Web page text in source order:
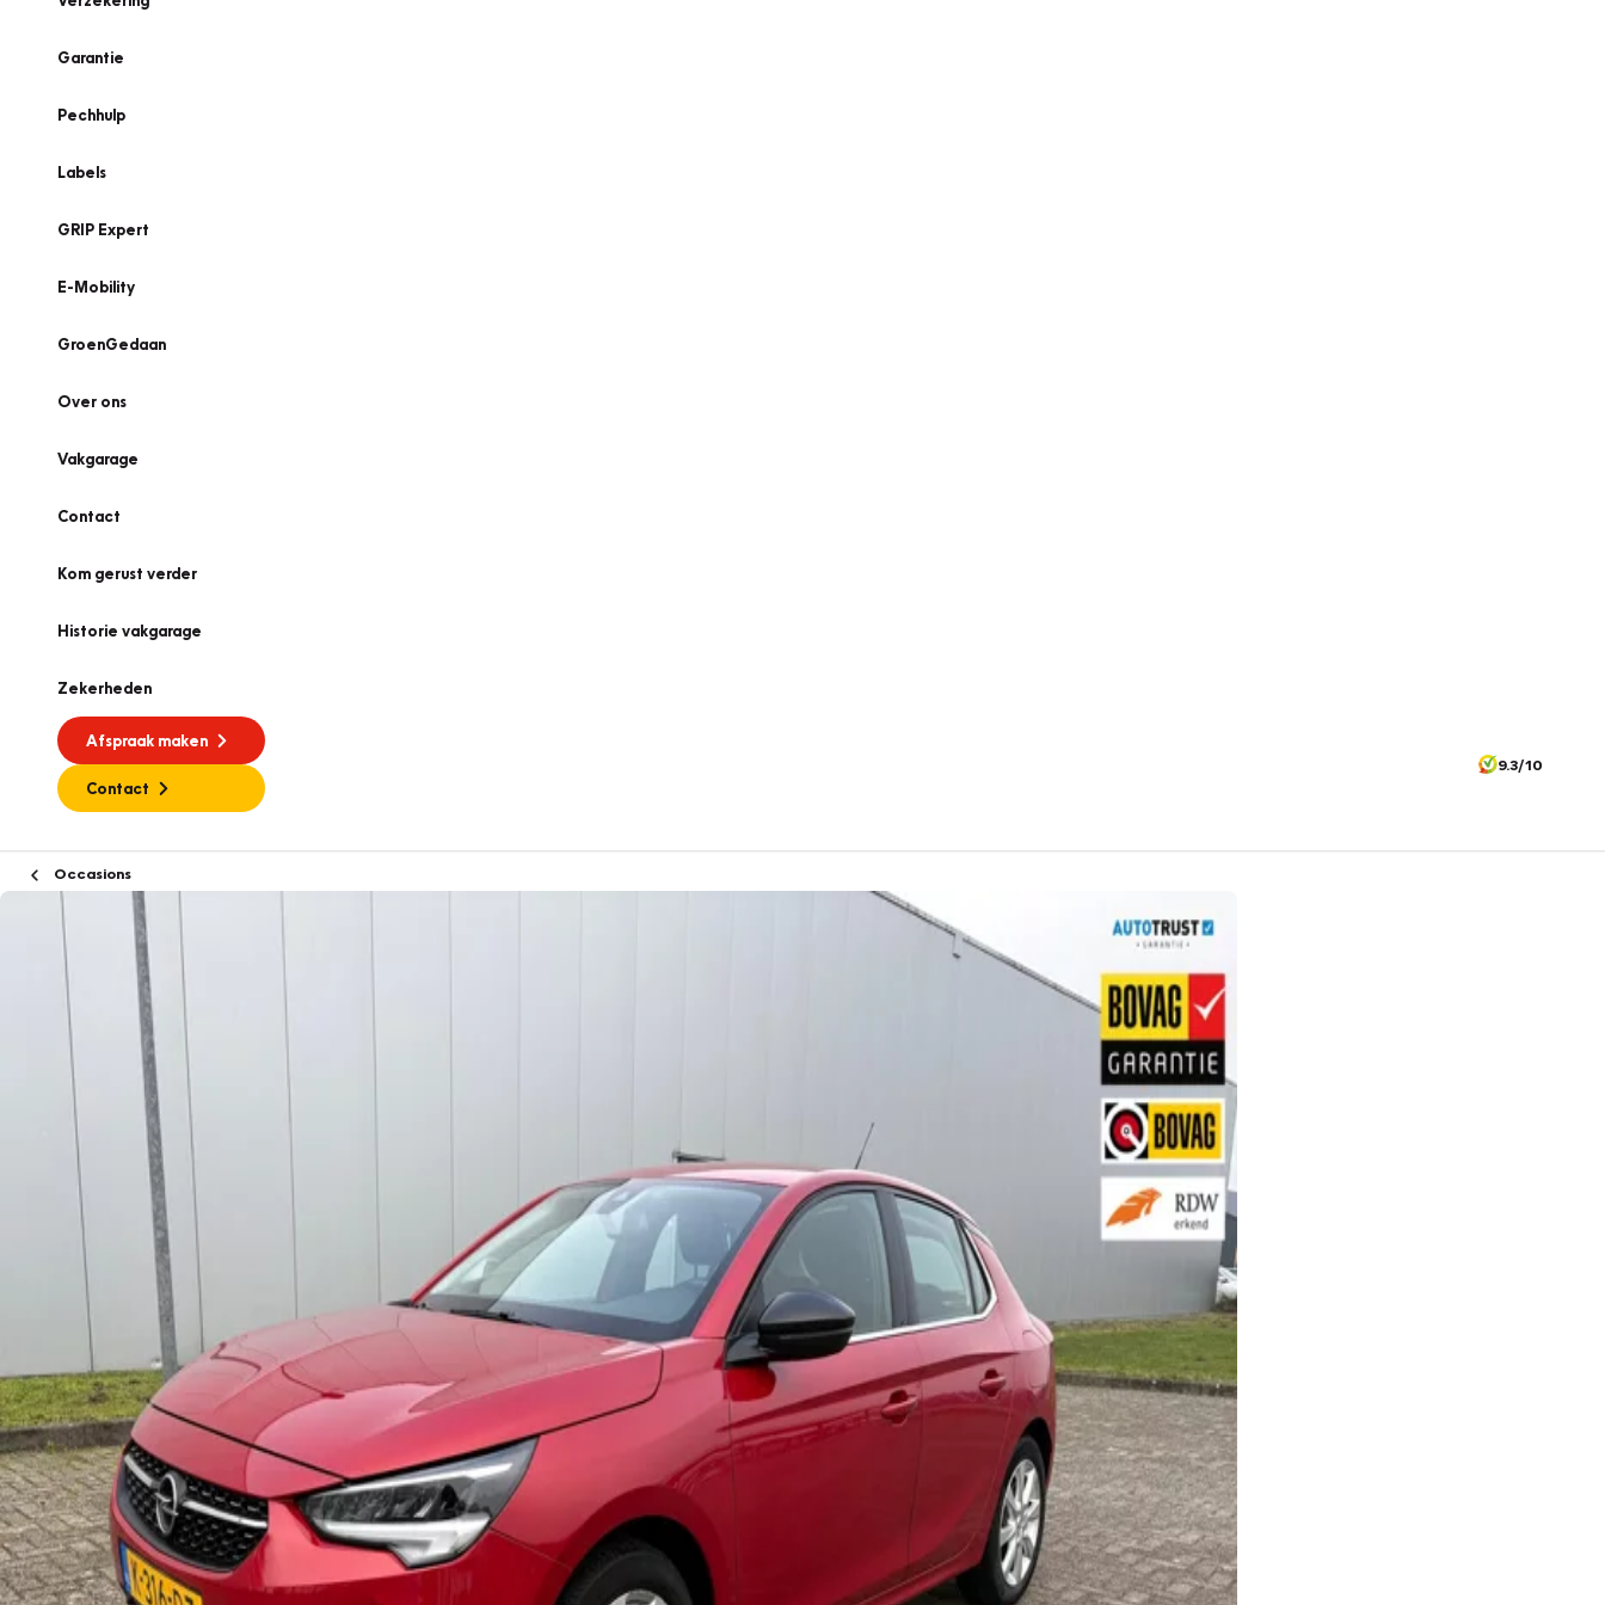
Garantie
Pechhulp
Labels
GRIP Expert
E-Mobility
GroenGedaan
Over ons
Vakgarage
Contact
Kom gerust verder
Historie vakgarage
Zekerheden
Afspraak maken
Contact
9.3/10
Occasions